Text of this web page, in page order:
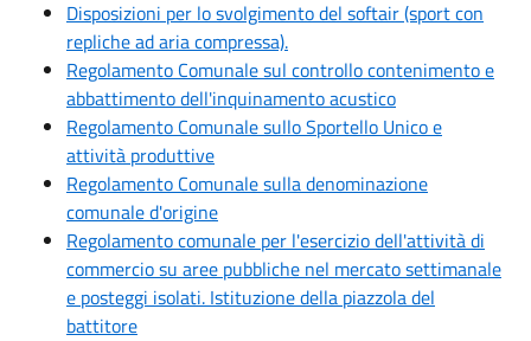
Disposizioni per lo svolgimento del softair (sport con
repliche ad aria compressa).
Regolamento Comunale sul controllo contenimento e
abbattimento dell'inquinamento acustico
Regolamento Comunale sullo Sportello Unico e
attività produttive
Regolamento Comunale sulla denominazione
comunale d'origine
Regolamento comunale per l'esercizio dell'attività di
commercio su aree pubbliche nel mercato settimanale
e posteggi isolati. Istituzione della piazzola del
battitore